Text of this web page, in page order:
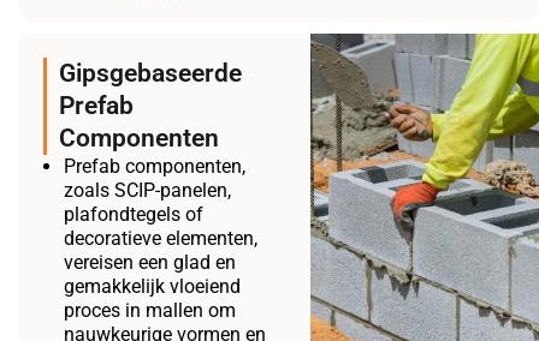
Gipsgebaseerde
Prefab
Componenten
Prefab componenten,
zoals SCIP-panelen,
plafondtegels of
decoratieve elementen,
vereisen een glad en
gemakkelijk vloeiend
proces in mallen om
nauwkeurige vormen en